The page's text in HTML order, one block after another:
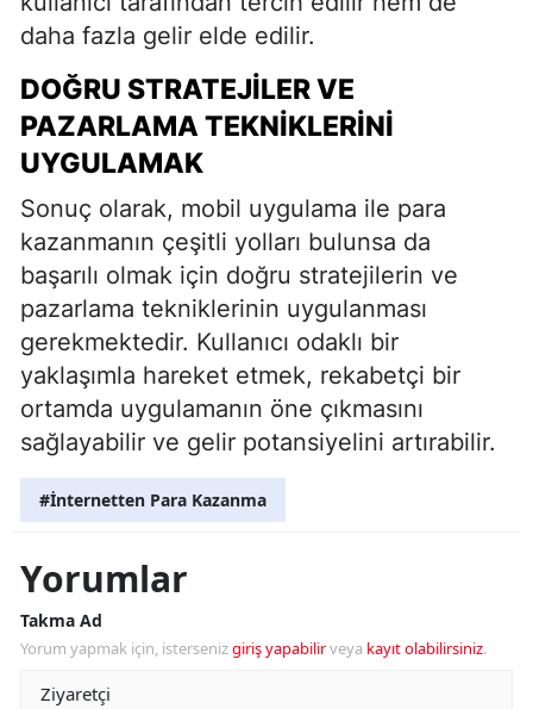
daha fazla gelir elde edilir.
DOĞRU STRATEJILER VE
PAZARLAMA TEKNIKLERINI
UYGULAMAK
Sonuç olarak, mobil uygulama ile para
kazanmanın çeşitli yolları bulunsa da
başarılı olmak için doğru stratejilerin ve
pazarlama tekniklerinin uygulanması
gerekmektedir. Kullanıcı odaklı bir
yaklaşımla hareket etmek, rekabetçi bir
ortamda uygulamanın öne çıkmasını
sağlayabilir ve gelir potansiyelini artırabilir.
#İnternetten Para Kazanma
Yorumlar
Takma Ad
Yorum yapmak için, istersenizgiriş yapabilirveya kayıt olabilirsiniz.